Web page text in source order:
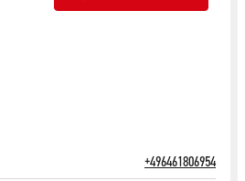
+496461806954